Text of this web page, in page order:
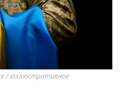
інформацію про події
Запоріжжя та області.
/ Иллюстративное